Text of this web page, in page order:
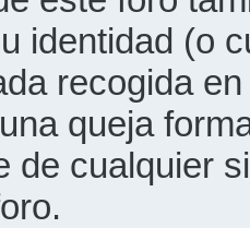
identidad (o
recogida
queja
de cualquier